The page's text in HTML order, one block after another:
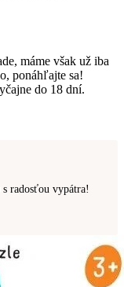
máme však už iba
ponáhľajte sa!
do 18 dní.
radosťou vypátra!